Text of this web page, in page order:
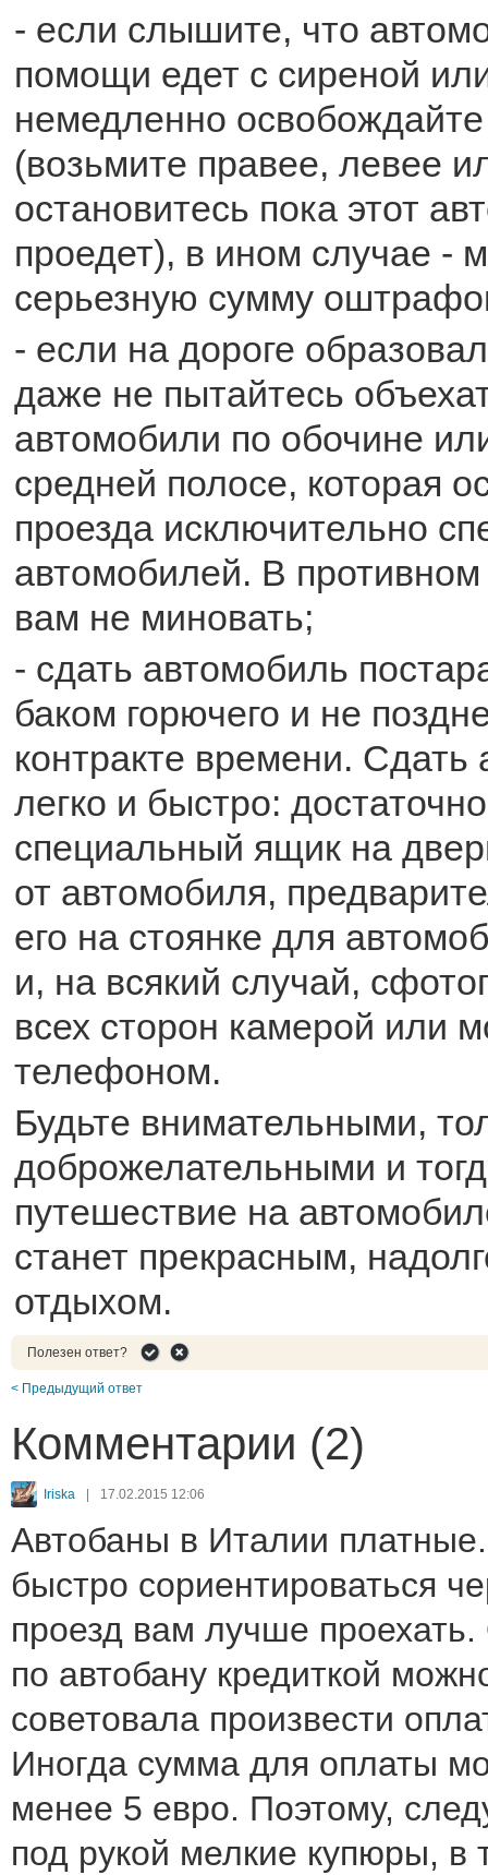
- если слышите, что
помощи едет с сиреной
немедленно
(возьмите правее, левее
остановитесь пока этот
проедет), в ином случае -
серьезную сумму
- если на дороге
даже не пытайтесь
автомобили по обочине
средней полосе, которая
проезда исключительно
автомобилей. В
вам не миновать;
- сдать автомобиль
баком горючего и не
контракте времени.
легко и быстро:
специальный ящик на
от автомобиля,
его на стоянке для
и, на всякий случай,
всех сторон камерой или
телефоном.
Будьте внимательными,
доброжелательными и
путешествие на
станет прекрасным,
отдыхом.
Полезен ответ?
< Предыдущий ответ
Комментарии (2)
Iriska 17.02.2015 12:06
Автобаны в Италии
быстро сориентироваться
проезд вам лучше
по автобану кредиткой
советовала произвести
Иногда сумма для оплаты
менее 5 евро. Поэтому,
под рукой мелкие купюры, в